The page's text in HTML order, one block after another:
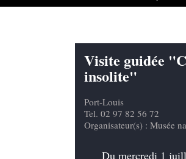
Visite guidée
insolite"
Port-Louis
Tel. 02 97 82 56 72
Organisateur(s) : Musée
Du mercredi 1